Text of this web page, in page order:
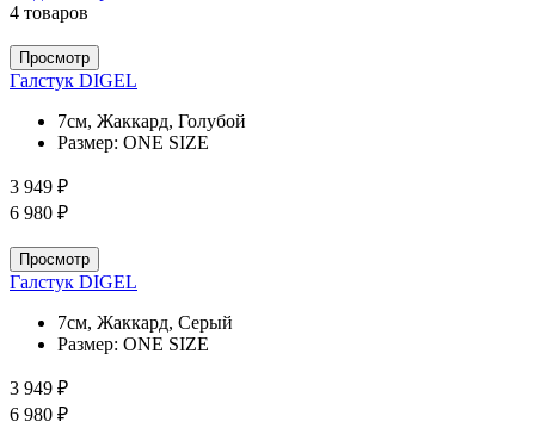
4 товаров
Просмотр
Галстук DIGEL
7см, Жаккард, Голубой
Размер: ONE SIZE
3 949 ₽
6 980 ₽
Просмотр
Галстук DIGEL
7см, Жаккард, Серый
Размер: ONE SIZE
3 949 ₽
6 980 ₽